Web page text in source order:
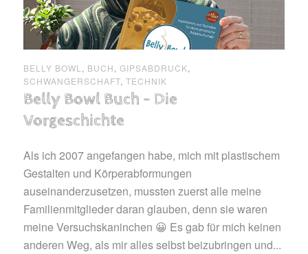
BELLY BOWL , BUCH, GIPSABDRUCK,
SCHWANGERSCHAFT, TECHNIK
Belly Bowl Buch – Die
Vorgeschichte
Als ich 2007 angefangen habe, mich mit plastischem
Gestalten und Körperabformungen
auseinanderzusetzen, mussten zuerst alle meine
Familienmitglieder daran glauben, denn sie waren
meine Versuchskaninchen 😀 Es gab für mich keinen
anderen Weg, als mir alles selbst beizubringen und...